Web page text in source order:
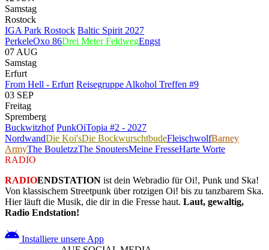
Samstag
Rostock
IGA Park Rostock Baltic Spirit 2027
PerkeleOxo 86Drei Meter FeldwegEngst
07 AUG
Samstag
Erfurt
From Hell - Erfurt Reisegruppe Alkohol Treffen #9
03 SEP
Freitag
Spremberg
Buckwitzhof PunkOiTopia #2 - 2027
NordwandDie Koi'sDie BockwurschtbudeFleischwolfBarney
ArmyThe BouletzzThe SnoutersMeine FresseHarte Worte
RADIO
RADIOENDSTATION ist dein Webradio für Oi!, Punk und Ska!
Von klassischem Streetpunk über rotzigen Oi! bis zu tanzbarem Ska.
Hier läuft die Musik, die dir in die Fresse haut. Laut, gewaltig,
Radio Endstation!
Installiere unsere App